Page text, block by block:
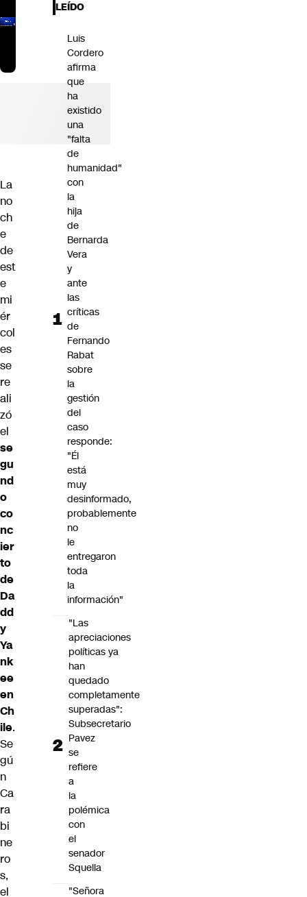
La
no
ch
e
de
est
e
mi
ér
col
es
se
re
ali
zó
el
se
gu
nd
o
co
nc
ier
to
de
Da
dd
y
Ya
nk
ee
en
Ch
ile.
Se
gú
n
Ca
ra
bi
ne
ro
s,
el
LEÍDO
Luis
Cordero
afirma
que
ha
existido
una
"falta
de
humanidad"
con
la
hija
de
Bernarda
Vera
y
ante
las
críticas
de
Fernando
Rabat
sobre
la
gestión
del
caso
responde:
"Él
está
muy
desinformado,
probablemente
no
le
entregaron
toda
la
información"
"Las
apreciaciones
políticas ya
han
quedado
completamente
superadas":
Subsecretario
Pavez
se
refiere
a
la
polémica
con
el
senador
Squella
"Señora